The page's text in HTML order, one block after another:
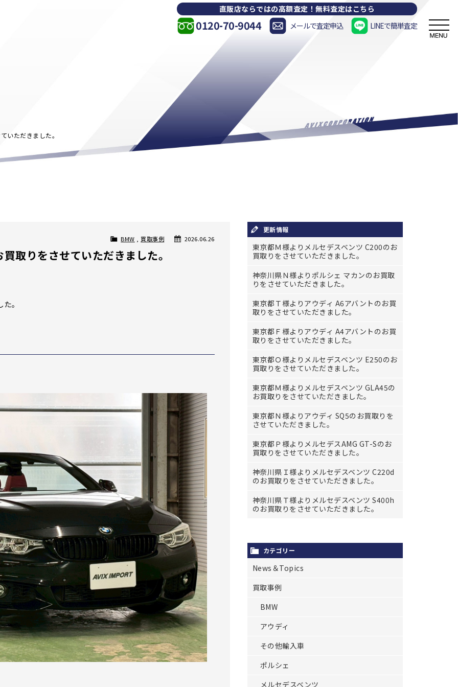
いただきました。
2026.06.26
BMW , 買取事例
取りをさせていただきました。
。
更新情報
東京都Ｍ様よりメルセデスベンツ C200のお
買取りをさせていただきました。
神奈川県Ｎ様よりポルシェ マカンのお買取
りをさせていただきました。
東京都Ｔ様よりアウディ A6アバントのお買
取りをさせていただきました。
東京都Ｆ様よりアウディ A4アバントのお買
取りをさせていただきました。
東京都Ｏ様よりメルセデスベンツ E250のお
買取りをさせていただきました。
東京都Ｍ様よりメルセデスベンツ GLA45の
お買取りをさせていただきました。
東京都Ｎ様よりアウディ SQ5のお買取りを
させていただきました。
東京都Ｐ様よりメルセデスAMG GT-Sのお
買取りをさせていただきました。
神奈川県Ｉ様よりメルセデスベンツ C220d
のお買取りをさせていただきました。
神奈川県Ｔ様よりメルセデスベンツ S400h
のお買取りをさせていただきました。
カテゴリー
News＆Topics
買取事例
BMW
アウディ
その他輸入車
ポルシェ
メルセデスベンツ
直販店ならではの高額査定！無料査定はこちら
0120-70-9044 メールで査定申込 LINEで簡単査定